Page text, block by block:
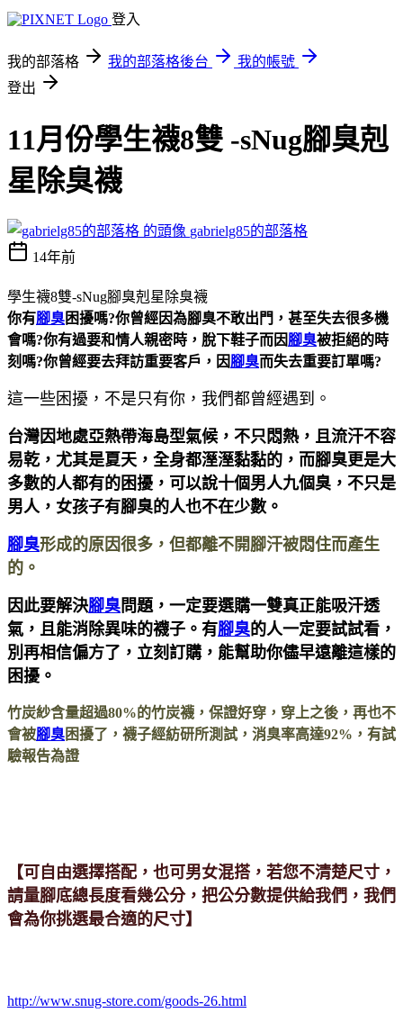
登入
我的部落格 我的部落格後台
我的帳號
登出
11月份學生襪8雙 -sNug腳臭剋
星除臭襪
gabrielg85的部落格
14年前
學生襪8雙-sNug腳臭剋星除臭襪
你有腳臭困擾嗎?你曾經因為腳臭不敢出門，甚至失去很多機
會嗎?你有過要和情人親密時，脫下鞋子而因腳臭被拒絕的時
刻嗎?你曾經要去拜訪重要客戶，因腳臭而失去重要訂單嗎?
這一些困擾，不是只有你，我們都曾經遇到。
台灣因地處亞熱帶海島型氣候，不只悶熱，且流汗不容
易乾，尤其是夏天，全身都溼溼黏黏的，而腳臭更是大
多數的人都有的困擾，可以說十個男人九個臭，不只是
男人，女孩子有腳臭的人也不在少數。
腳臭形成的原因很多，但都離不開腳汗被悶住而產生
的。
因此要解決腳臭問題，一定要選購一雙真正能吸汗透
氣，且能消除異味的襪子。有腳臭的人一定要試試看，
別再相信偏方了，立刻訂購，能幫助你儘早遠離這樣的
困擾。
竹炭紗含量超過80%的竹炭襪，保證好穿，穿上之後，再也不
會被腳臭困擾了，襪子經紡研所測試，消臭率高達92%，有試
驗報告為證
【可自由選擇搭配，也可男女混搭，若您不清楚尺寸，
請量腳底總長度看幾公分，把公分數提供給我們，我們
會為你挑選最合適的尺寸】
http://www.snug-store.com/goods-26.html